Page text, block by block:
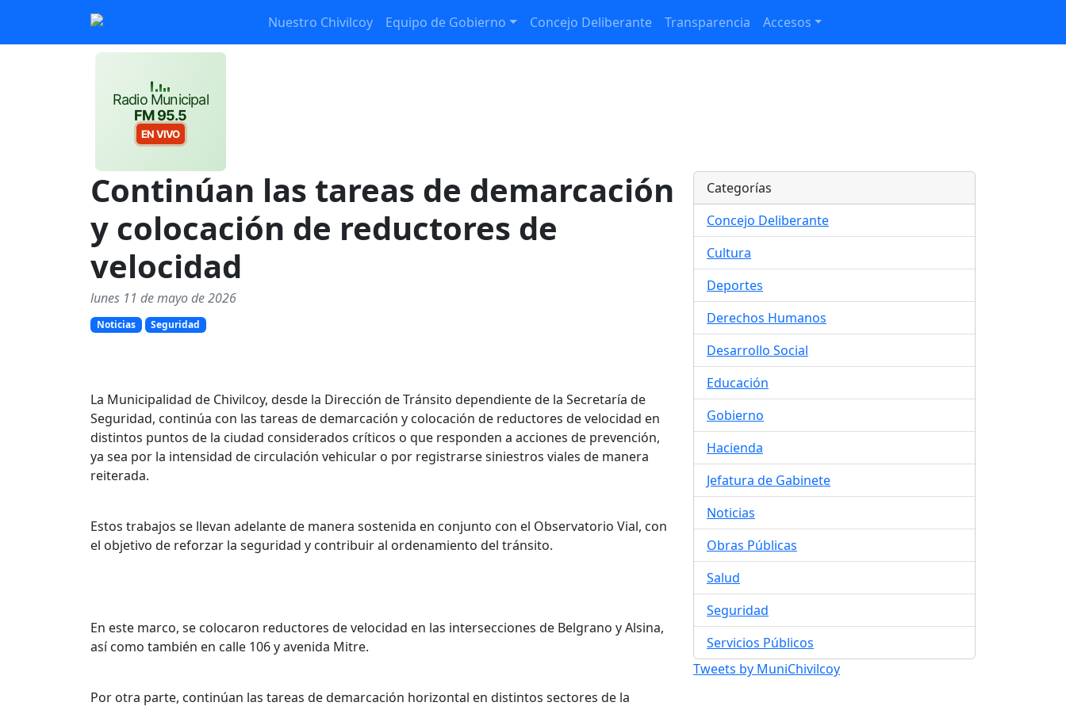
Nuestro Chivilcoy Equipo de Gobierno Concejo Deliberante Transparencia Accesos
Radio Municipal
FM 95.5
EN VIVO
Continúan las tareas de demarcación
y colocación de reductores de
velocidad
lunes 11 de mayo de 2026
Noticias Seguridad
La Municipalidad de Chivilcoy, desde la Dirección de Tránsito dependiente de la Secretaría de
Seguridad, continúa con las tareas de demarcación y colocación de reductores de velocidad en
distintos puntos de la ciudad considerados críticos o que responden a acciones de prevención,
ya sea por la intensidad de circulación vehicular o por registrarse siniestros viales de manera
reiterada.
Estos trabajos se llevan adelante de manera sostenida en conjunto con el Observatorio Vial, con
el objetivo de reforzar la seguridad y contribuir al ordenamiento del tránsito.
En este marco, se colocaron reductores de velocidad en las intersecciones de Belgrano y Alsina,
así como también en calle 106 y avenida Mitre.
Por otra parte, continúan las tareas de demarcación horizontal en distintos sectores de la
Categorías
Concejo Deliberante
Cultura
Deportes
Derechos Humanos
Desarrollo Social
Educación
Gobierno
Hacienda
Jefatura de Gabinete
Noticias
Obras Públicas
Salud
Seguridad
Servicios Públicos
Tweets by MuniChivilcoy